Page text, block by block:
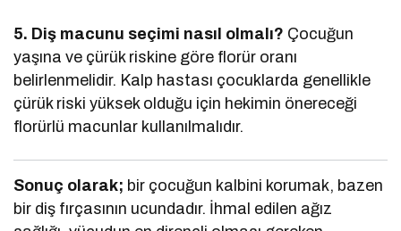
5. Diş macunu seçimi nasıl olmalı? Çocuğun
yaşına ve çürük riskine göre florür oranı
belirlenmelidir. Kalp hastası çocuklarda genellikle
çürük riski yüksek olduğu için hekimin önereceği
florürlü macunlar kullanılmalıdır.
Sonuç olarak; bir çocuğun kalbini korumak, bazen
bir diş fırçasının ucundadır. İhmal edilen ağız